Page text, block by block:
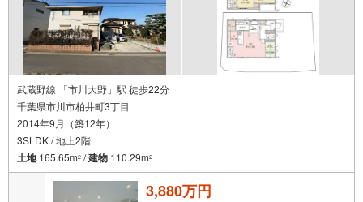
武蔵野線 「市川大野」駅 徒歩22分
千葉県市川市柏井町3丁目
2014年9月（築12年）
3SLDK / 地上2階
土地165.65m2 /建物 110.29m2
3,880万円